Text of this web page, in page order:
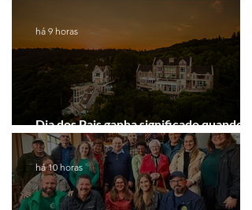
Dia dos Pais ganha significado quando o
presente é viver experiências juntos
há 9 horas
há 10 horas